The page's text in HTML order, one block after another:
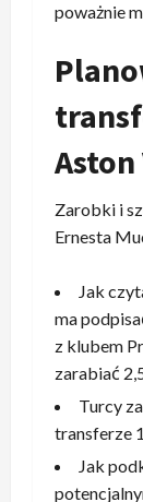
poważnie
Zarobki i
Ernesta
Jak
ma
z klubem
zarabiać
Turcy
transferze
Jak